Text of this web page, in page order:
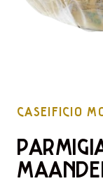
CASEIFICIO